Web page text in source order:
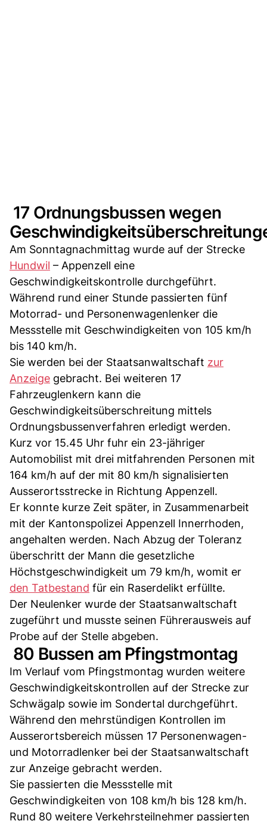
17 Ordnungsbussen wegen
Am Sonntagnachmittag wurde auf der Strecke
Hundwil – Appenzell eine
Geschwindigkeitskontrolle durchgeführt.
Während rund einer Stunde passierten fünf
Motorrad- und Personenwagenlenker die
Messstelle mit Geschwindigkeiten von 105 km/h
bis 140 km/h.
Sie werden bei der Staatsanwaltschaft zur
Anzeige gebracht. Bei weiteren 17
Fahrzeuglenkern kann die
Geschwindigkeitsüberschreitung mittels
Ordnungsbussenverfahren erledigt werden.
Kurz vor 15.45 Uhr fuhr ein 23-jähriger
Automobilist mit drei mitfahrenden Personen mit
164 km/h auf der mit 80 km/h signalisierten
Ausserortsstrecke in Richtung Appenzell.
Er konnte kurze Zeit später, in Zusammenarbeit
mit der Kantonspolizei Appenzell Innerrhoden,
angehalten werden. Nach Abzug der Toleranz
überschritt der Mann die gesetzliche
Höchstgeschwindigkeit um 79 km/h, womit er
den Tatbestand für ein Raserdelikt erfüllte.
Der Neulenker wurde der Staatsanwaltschaft
zugeführt und musste seinen Führerausweis auf
Probe auf der Stelle abgeben.
80 Bussen am Pfingstmontag
Im Verlauf vom Pfingstmontag wurden weitere
Geschwindigkeitskontrollen auf der Strecke zur
Schwägalp sowie im Sondertal durchgeführt.
Während den mehrstündigen Kontrollen im
Ausserortsbereich müssen 17 Personenwagen-
und Motorradlenker bei der Staatsanwaltschaft
zur Anzeige gebracht werden.
Sie passierten die Messstelle mit
Geschwindigkeiten von 108 km/h bis 128 km/h.
Rund 80 weitere Verkehrsteilnehmer passierten